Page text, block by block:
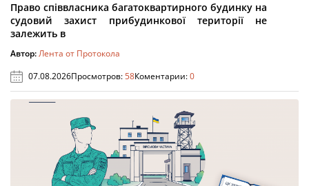
Право співвласника багатоквартирного будинку на
судовий захист прибудинкової території не
залежить в
Автор:Лента от Протокола
07.08.2026Просмотров:58Коментарии:0